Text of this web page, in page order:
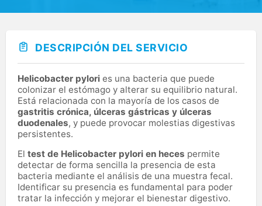
DESCRIPCIÓN DEL SERVICIO
Helicobacter pylori es una bacteria que puede
colonizar el estómago y alterar su equilibrio natural.
Está relacionada con la mayoría de los casos de
gastritis crónica, úlceras gástricas y úlceras
duodenales, y puede provocar molestias digestivas
persistentes.
El test de Helicobacter pylori en heces permite
detectar de forma sencilla la presencia de esta
bacteria mediante el análisis de una muestra fecal.
Identificar su presencia es fundamental para poder
tratar la infección y mejorar el bienestar digestivo.